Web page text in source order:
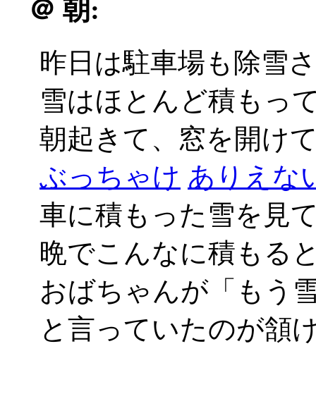
＠ 朝:
昨日は駐車場も除雪
雪はほとんど積もっ
朝起きて、窓を開け
ぶっちゃけ ありえな
車に積もった雪を見
晩でこんなに積もる
おばちゃんが「もう
と言っていたのが頷